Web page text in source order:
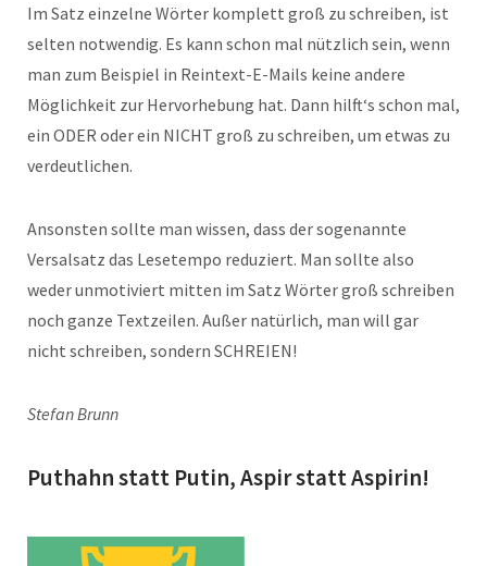
Im Satz einzelne Wörter komplett groß zu schreiben, ist
selten notwendig. Es kann schon mal nützlich sein, wenn
man zum Beispiel in Reintext-E-Mails keine andere
Möglichkeit zur Hervorhebung hat. Dann hilft‘s schon mal,
ein ODER oder ein NICHT groß zu schreiben, um etwas zu
verdeutlichen.
Ansonsten sollte man wissen, dass der sogenannte
Versalsatz das Lesetempo reduziert. Man sollte also
weder unmotiviert mitten im Satz Wörter groß schreiben
noch ganze Textzeilen. Außer natürlich, man will gar
nicht schreiben, sondern SCHREIEN!
Stefan Brunn
Puthahn statt Putin, Aspir statt Aspirin!